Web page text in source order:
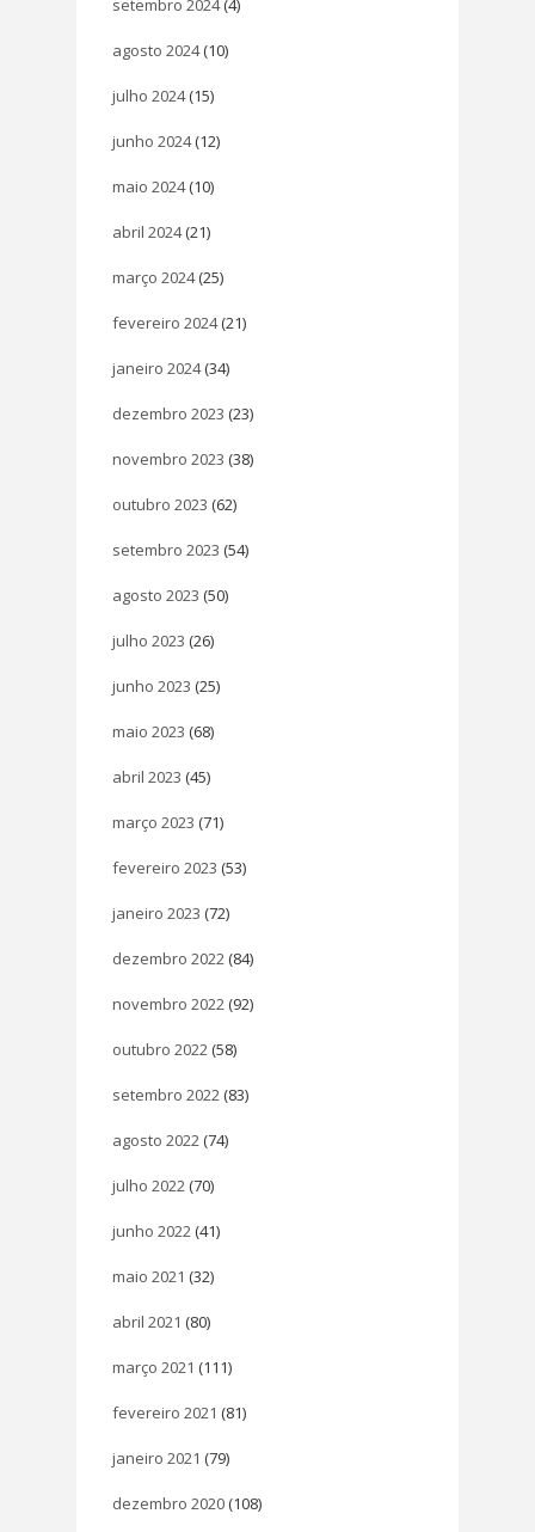
agosto 2024(10)
julho 2024(15)
junho 2024(12)
maio 2024(10)
abril 2024(21)
março 2024(25)
fevereiro 2024(21)
janeiro 2024(34)
dezembro 2023 (23)
novembro 2023 (38)
outubro 2023 (62)
setembro 2023 (54)
agosto 2023 (50)
julho 2023 (26)
junho 2023 (25)
maio 2023 (68)
abril 2023 (45)
março 2023 (71)
fevereiro 2023 (53)
janeiro 2023 (72)
dezembro 2022 (84)
novembro 2022 (92)
outubro 2022 (58)
setembro 2022 (83)
agosto 2022 (74)
julho 2022 (70)
junho 2022 (41)
maio 2021 (32)
abril 2021 (80)
março 2021 (111)
fevereiro 2021 (81)
janeiro 2021 (79)
dezembro 2020 (108)